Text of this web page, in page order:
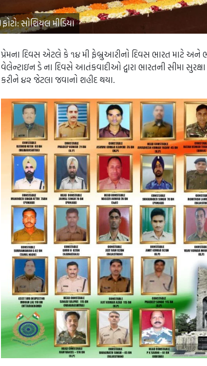
ફોટો: સોશિયલ મીડિયા
પ્રેમના દિવસ એટલે કે ૧૪ મી ફેબ્રુઆરીનો દિવસ ભારત માટે અને
વેલેન્ટાઇન ડે ના દિવસે આતંકવાદીઓ દ્વારા ભારતની સીમા
કરીને ૪૨ જેટલા જવાનો શહીદ થયા.